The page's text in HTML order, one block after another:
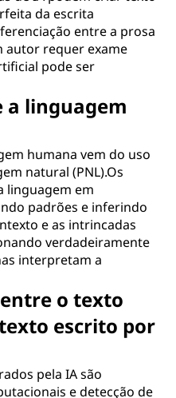
da escrita
entre a prosa
autor requer exame
pode ser
a linguagem
humana vem do uso
natural (PNL).Os
linguagem em
padrões e inferindo
e as intrincadas
verdadeiramente
interpretam a
o texto
escrito por
pela IA são
e detecção de